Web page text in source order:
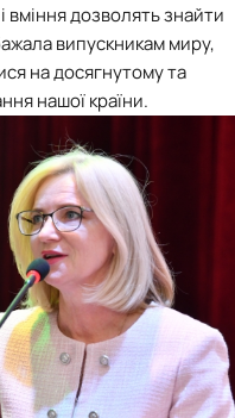
вміння дозволять знайти
випускникам миру,
на досягнутому та
нашої країни.